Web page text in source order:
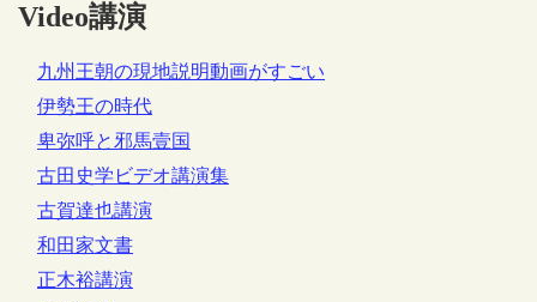
Video講演
九州王朝の現地説明動画がすごい
伊勢王の時代
卑弥呼と邪馬壹国
古田史学ビデオ講演集
古賀達也講演
和田家文書
正木裕講演